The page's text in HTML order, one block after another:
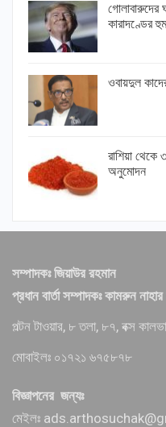
গোলাবারুদের
কারাদণ্ডের
ওবায়দুল
রাশিয়া
অনুমোদন
সম্পাদকঃ জিয়াউর রহমান
প্রধান বার্তা সম্পাদকঃ কামরুন
পল্টন টাওয়ার, ৮ তলা, ৮৭, বক্স
মোবাইলঃ ০১৭২১ ৬৭৫৮৭৮
বিজ্ঞাপনের জন্যঃ
মেইলঃ